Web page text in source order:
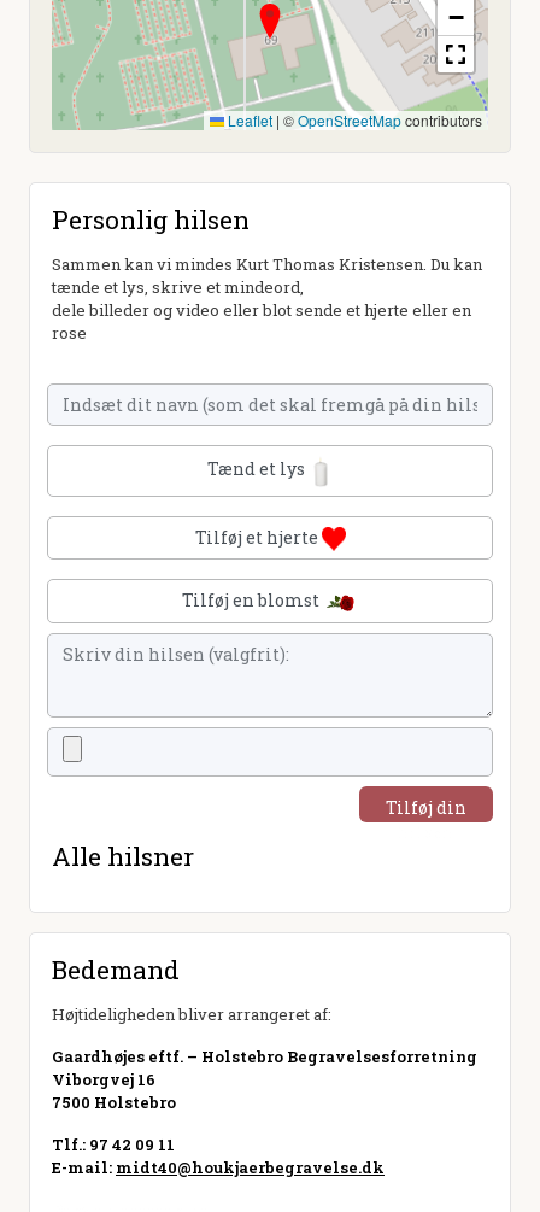
−
Leaflet | ©OpenStreetMapcontributors
Personlig hilsen
Sammen kan vi mindes Kurt Thomas Kristensen. Du kan
tænde et lys, skrive et mindeord,
dele billeder og video eller blot sende et hjerte eller en
rose
Tænd et lys
Tilføj et hjerte
Tilføj en blomst
Tilføj din
Alle hilsner
Bedemand
Højtideligheden bliver arrangeret af:
Gaardhøjes eftf. – Holstebro Begravelsesforretning
Viborgvej 16
7500 Holstebro
Tlf.: 97 42 09 11
E-mail: midt40@houkjaerbegravelse.dk